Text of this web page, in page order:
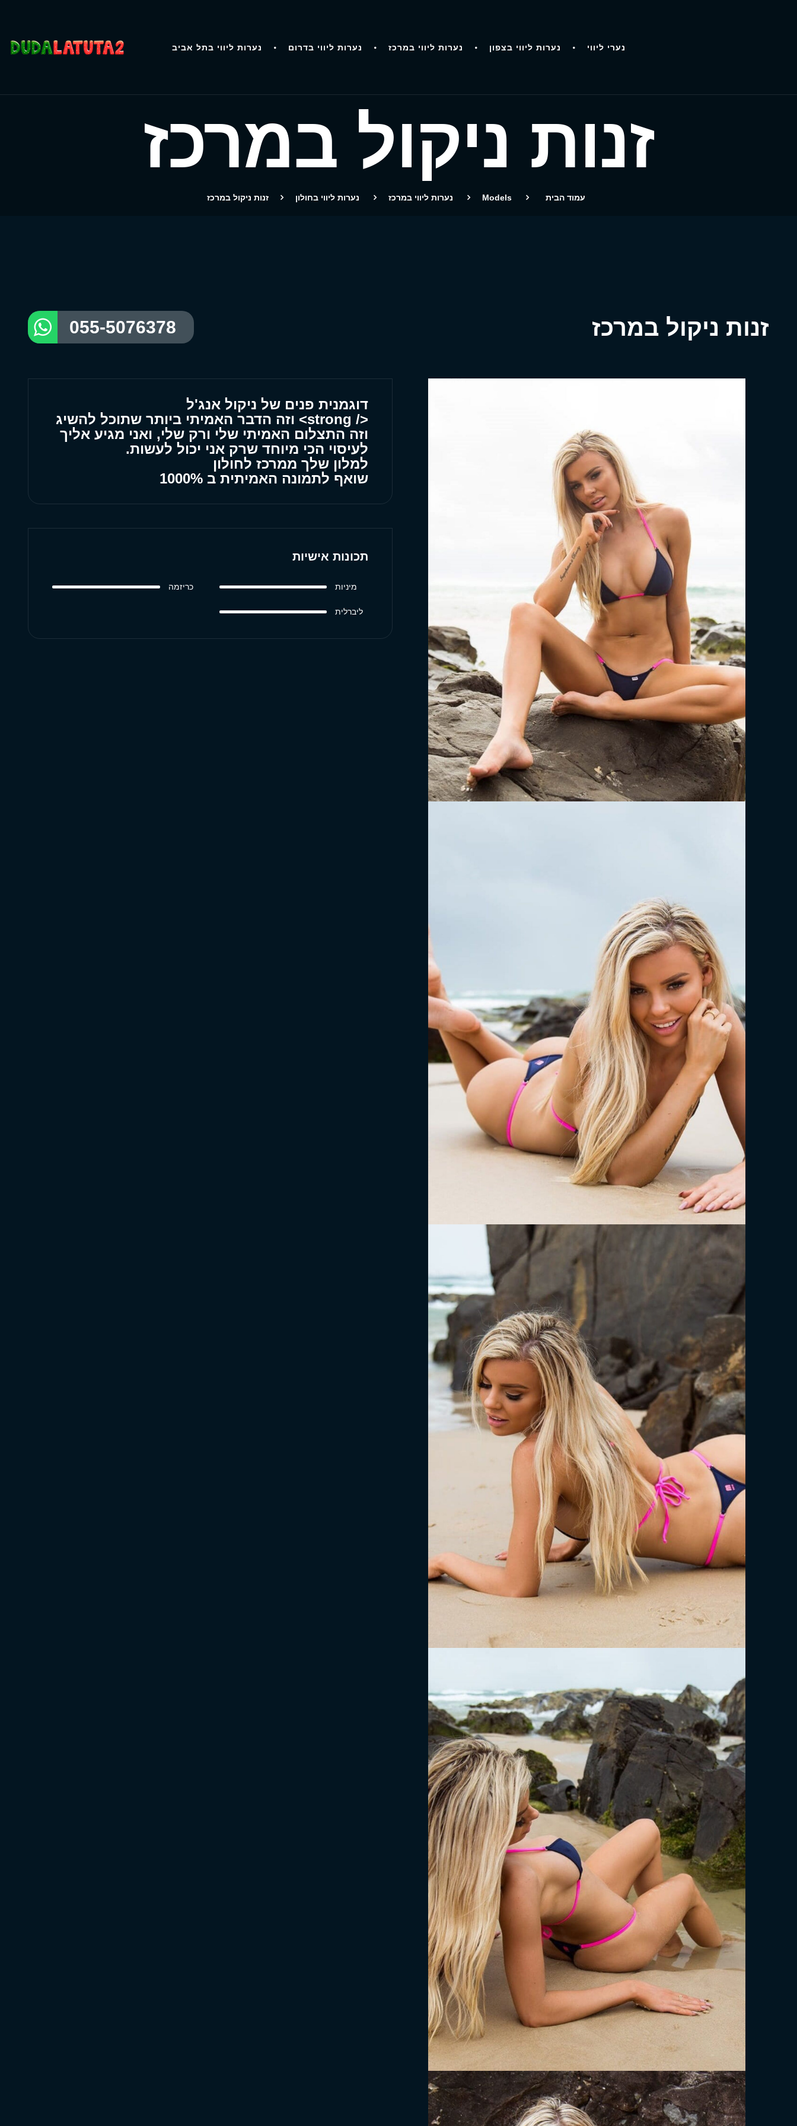
נערות ליווי בתל אביב נערות ליווי בדרום נערות ליווי במרכז נערות ליווי בצפון נערי ליווי
זנות ניקול במרכז
עמוד הבית Models נערות ליווי במרכז נערות ליווי בחולון זנות ניקול במרכז
זנות ניקול במרכז 055-5076378
דוגמנית פנים של ניקול אנג'ל
</ strong> וזה הדבר האמיתי ביותר שתוכל להשיג
וזה התצלום האמיתי שלי ורק שלי, ואני מגיע אליך
לעיסוי הכי מיוחד שרק אני יכול לעשות.
למלון שלך ממרכז לחולון
שואף לתמונה האמיתית ב 1000%
תכונות אישיות
מיניות כריזמה
ליברלית